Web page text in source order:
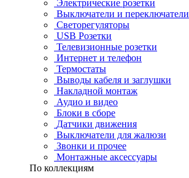
Электрические розетки
Выключатели и переключатели
Светорегуляторы
USB Розетки
Телевизионные розетки
Интернет и телефон
Термостаты
Выводы кабеля и заглушки
Накладной монтаж
Аудио и видео
Блоки в сборе
Датчики движения
Выключатели для жалюзи
Звонки и прочее
Монтажные аксессуары
По коллекциям